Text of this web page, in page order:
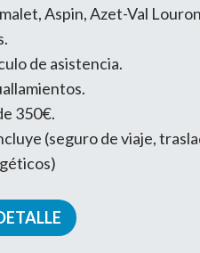
Aspin, Azet-Val
de asistencia.
350€.
(seguro de viaje,